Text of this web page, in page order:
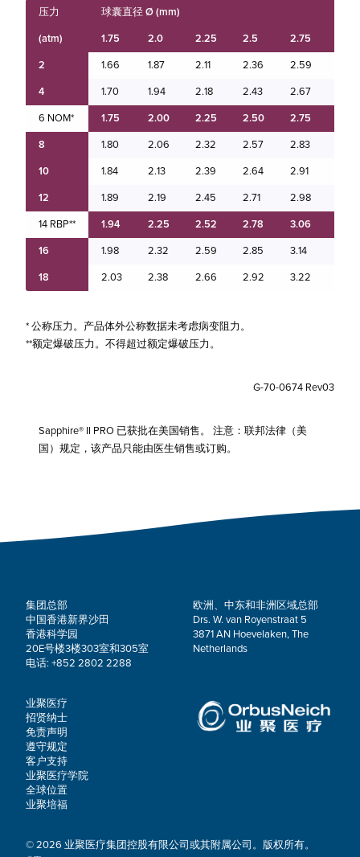
压力 球囊直径 Ø (mm)
(atm) 1.75 2.0 2.25 2.5 2.75
2 1.66 1.87 2.11 2.36 2.59
4 1.70 1.94 2.18 2.43 2.67
6 NOM* 1.75 2.00 2.25 2.50 2.75
8 1.80 2.06 2.32 2.57 2.83
10 1.84 2.13 2.39 2.64 2.91
12 1.89 2.19 2.45 2.71 2.98
14 RBP** 1.94 2.25 2.52 2.78 3.06
16 1.98 2.32 2.59 2.85 3.14
18 2.03 2.38 2.66 2.92 3.22
* 公称压力。产品体外公称数据未考虑病变阻力。
**额定爆破压力。不得超过额定爆破压力。
G-70-0674 Rev03
Sapphire® II PRO 已获批在美国销售。 注意：联邦法律（美
国）规定，该产品只能由医生销售或订购。
集团总部
中国香港新界沙田
香港科学园
20E号楼3楼303室和305室
电话: +852 2802 2288
欧洲、中东和非洲区域总部
Drs. W. van Royenstraat 5
3871 AN Hoevelaken, The
Netherlands
业聚医疗
招贤纳士
免责声明
遵守规定
客户支持
业聚医疗学院
全球位置
业聚培福
© 2026 业聚医疗集团控股有限公司或其附属公司。版权所有。